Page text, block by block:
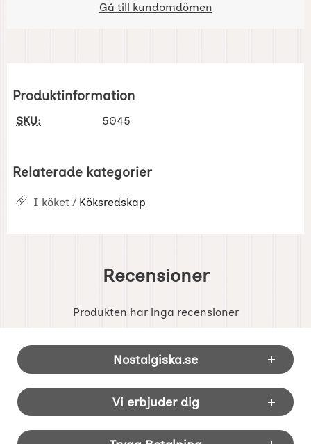
Gå till kundomdömen
Produktinformation
SKU: 5045
Relaterade kategorier
I köket / Köksredskap
Recensioner
Produkten har inga recensioner
Sidfot Blandad info och länkar
Nostalgiska.se
Vi erbjuder dig